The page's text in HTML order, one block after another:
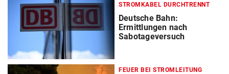
STROMKABEL DURCHTRENNT
Deutsche Bahn:
Ermittlungen nach
Sabotageversuch
FEUER BEI STROMLEITUNG